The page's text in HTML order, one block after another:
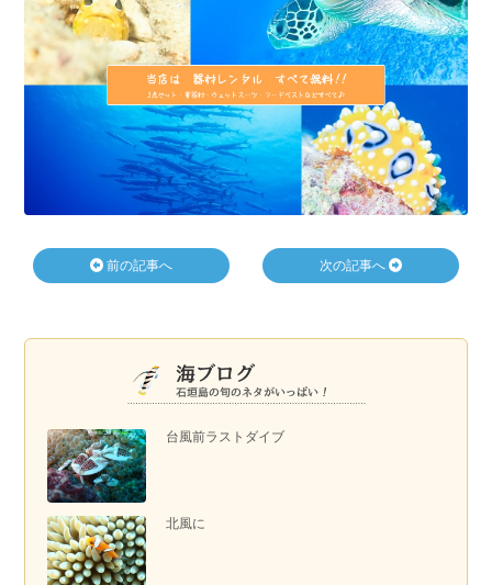
台風前ラストダイブ
北風に
前の記事へ 次の記事へ